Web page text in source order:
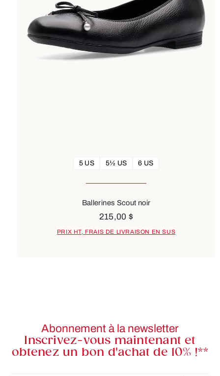
5 US 5½ US 6 US
Ballerines Scout noir
215,00 $
PRIX HT, FRAIS DE LIVRAISON EN SUS
Abonnement à la newsletter
Inscrivez-vous maintenant et
obtenez un bon d'achat de 10% !**